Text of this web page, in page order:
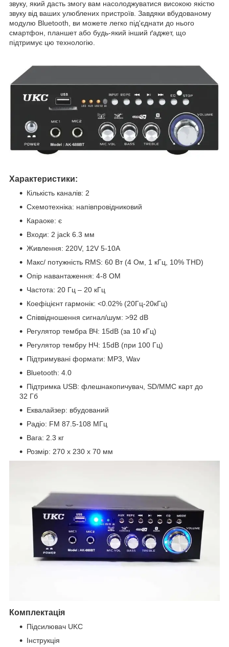
звуку, який дасть змогу вам насолоджуватися високою якістю
звуку від ваших улюблених пристроїв. Завдяки вбудованому
модулю Bluetooth, ви можете легко під'єднати до нього
смартфон, планшет або будь-який інший ґаджет, що
підтримує цю технологію.
Характеристики:
Кількість каналів: 2
Схемотехніка: напівпровідниковий
Караоке: є
Входи: 2 jack 6.3 мм
Живлення: 220V, 12V 5-10A
Макс/ потужність RMS: 60 Вт (4 Ом, 1 кГц, 10% THD)
Опір навантаження: 4-8 ОМ
Частота: 20 Гц – 20 кГц
Коефіцієнт гармонік: <0.02% (20Гц-20кГц)
Співвідношення сигнал/шум: >92 dB
Регулятор тембра ВЧ: 15dB (за 10 кГц)
Регулятор тембру НЧ: 15dB (при 100 Гц)
Підтримувані формати: MP3, Wav
Bluetooth: 4.0
Підтримка USB: флешнакопичувач, SD/MMC карт до
32 Гб
Еквалайзер: вбудований
Радіо: FM 87.5-108 МГц
Вага: 2.3 кг
Розмір: 270 х 230 х 70 мм
Комплектація
Підсилювач UKC
Інструкція